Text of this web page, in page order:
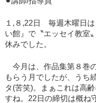
１,８,22日 毎週木曜日
い館』で〝エッセイ教室
休みでした。
今月は、作品集第８巻
もらう月でしたが、うち
タ(苦笑)。まぁこれは高
すね。22日の締切は概ね